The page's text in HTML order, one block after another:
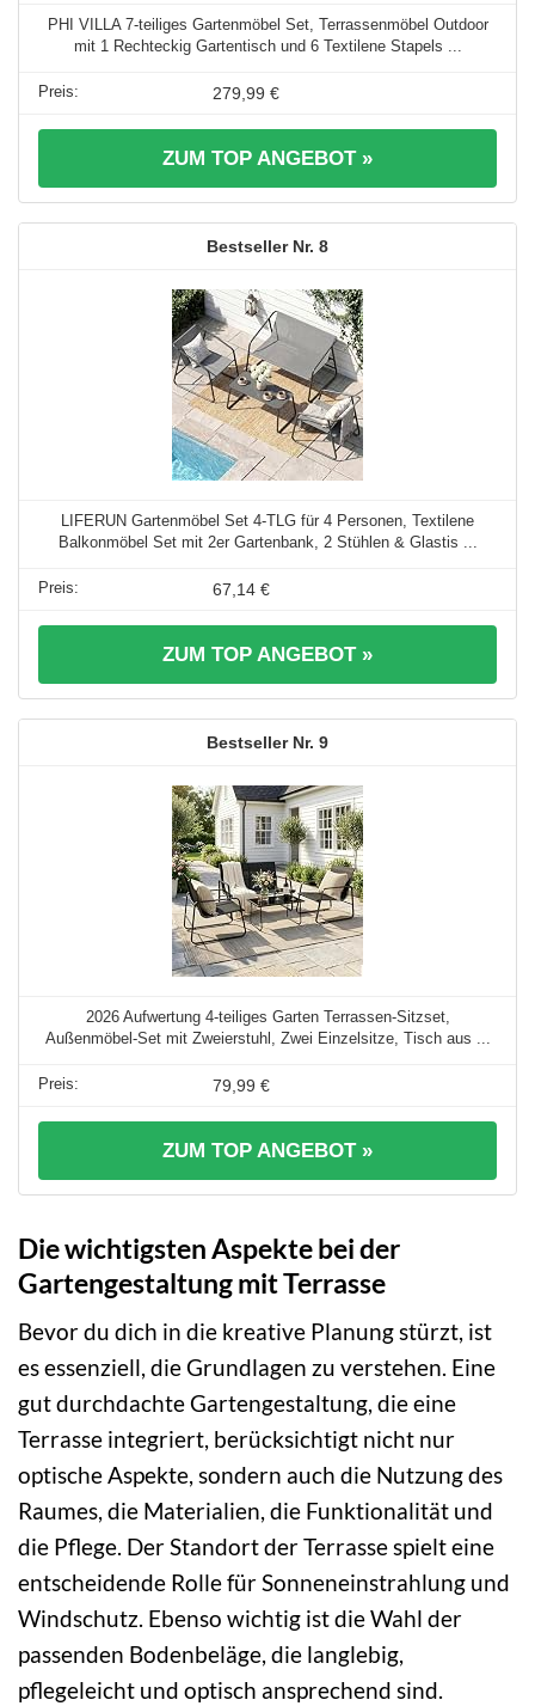
PHI VILLA 7-teiliges Gartenmöbel Set, Terrassenmöbel Outdoor
mit 1 Rechteckig Gartentisch und 6 Textilene Stapels ...
279,99 €
ZUM TOP ANGEBOT »
8
LIFERUN Gartenmöbel Set 4-TLG für 4 Personen, Textilene
Balkonmöbel Set mit 2er Gartenbank, 2 Stühlen & Glastis ...
67,14 €
ZUM TOP ANGEBOT »
9
2026 Aufwertung 4-teiliges Garten Terrassen-Sitzset,
Außenmöbel-Set mit Zweierstuhl, Zwei Einzelsitze, Tisch aus ...
79,99 €
ZUM TOP ANGEBOT »
Die wichtigsten Aspekte bei der
Gartengestaltung mit Terrasse
Bevor du dich in die kreative Planung stürzt, ist
es essenziell, die Grundlagen zu verstehen. Eine
gut durchdachte Gartengestaltung, die eine
Terrasse integriert, berücksichtigt nicht nur
optische Aspekte, sondern auch die Nutzung des
Raumes, die Materialien, die Funktionalität und
die Pflege. Der Standort der Terrasse spielt eine
entscheidende Rolle für Sonneneinstrahlung und
Windschutz. Ebenso wichtig ist die Wahl der
passenden Bodenbeläge, die langlebig,
pflegeleicht und optisch ansprechend sind.